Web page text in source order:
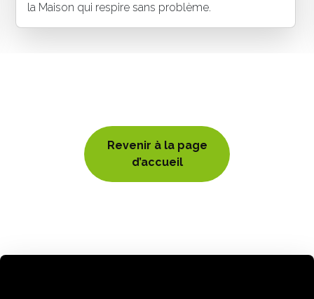
la Maison qui respire sans problème.
Revenir à la page
d’accueil